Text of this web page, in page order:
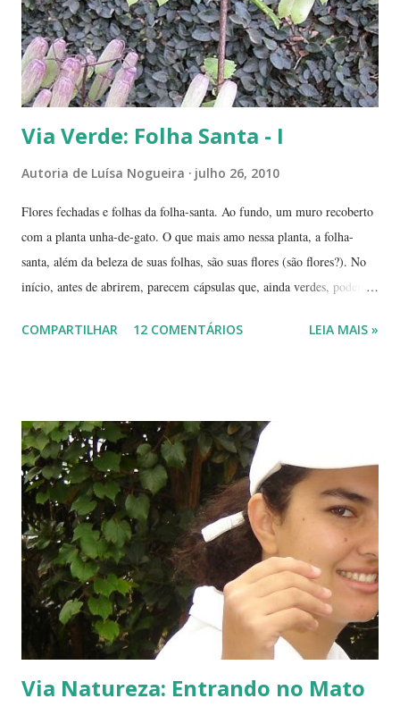
deslocá-lo. Hoje ele continua lá, coladinho ao pé de jabuticaba,
fazendo sombra para ...
Via Verde: Folha Santa - I
Autoria de Luísa Nogueira julho 26, 2010
Flores fechadas e folhas da folha-santa. Ao fundo, um muro recoberto
com a planta unha-de-gato. O que mais amo nessa planta, a folha-
santa, além da beleza de suas folhas, são suas flores (são flores?). No
início, antes de abrirem, parecem cápsulas que, ainda verdes, podem
As fotos de hoje são de cachos de suas flores ainda amadurecendo.
família das crassuláceas - Folha-santa. Ao fundo: Agave, dracena e
palmeira açaí. Folha-santa ( Bryophyllum calycinum ). Família das
crassuláceas. Sua reprodução é bem fácil: de qualquer pedaço de
algum galho podem nascer várias mudas. Uma só muda em pouco
tempo transforma-se em uma moita. É uma planta medicinal. ...
COMPARTILHAR 12 COMENTÁRIOS LEIA MAIS »
Via Natureza: Entrando no Mato